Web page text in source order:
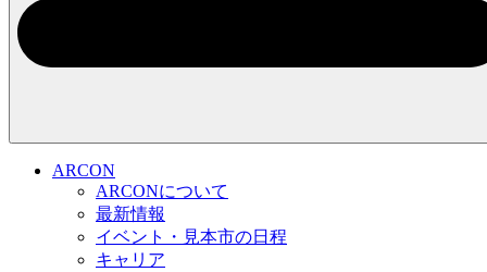
ARCON
ARCONについて
最新情報
イベント・見本市の日程
キャリア